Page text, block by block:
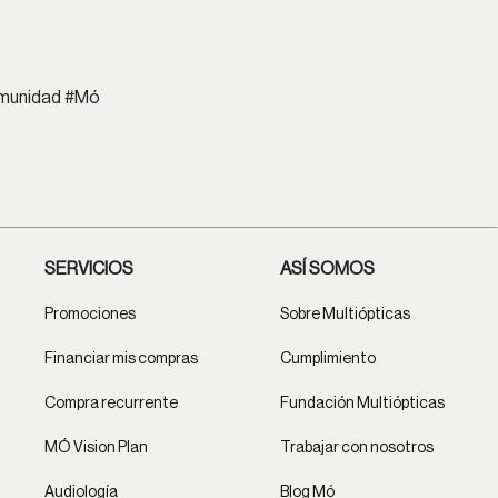
#Mó
SERVICIOS
Promociones
Financiar mis compras
Compra recurrente
MÓ Vision Plan
Audiología
ASÍ SOMOS
Sobre Multiópticas
Cumplimiento
Fundación Multiópticas
Trabajar con nosotros
Blog Mó